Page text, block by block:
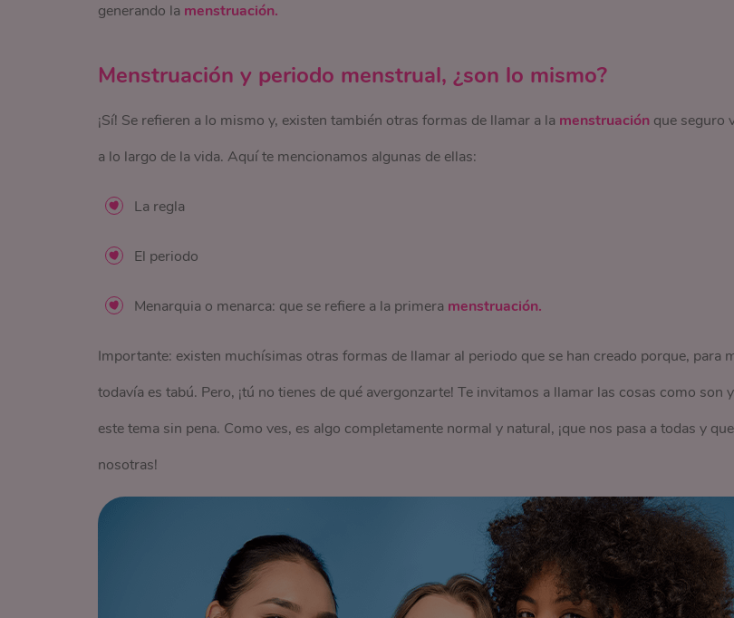
generando la menstruación.
Menstruación y periodo menstrual, ¿son lo mismo?
¡Sí! Se refieren a lo mismo y, existen también otras formas de llamar a la menstruación que seguro
a lo largo de la vida. Aquí te mencionamos algunas de ellas:
La regla
El periodo
Menarquia o menarca: que se refiere a la primera menstruación.
Importante: existen muchísimas otras formas de llamar al periodo que se han creado porque, para
todavía es tabú. Pero, ¡tú no tienes de qué avergonzarte! Te invitamos a llamar las cosas como son
este tema sin pena. Como ves, es algo completamente normal y natural, ¡que nos pasa a todas y
nosotras!